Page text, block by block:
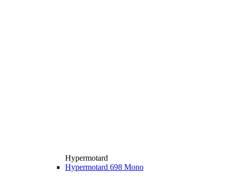
Hypermotard
Hypermotard 698 Mono